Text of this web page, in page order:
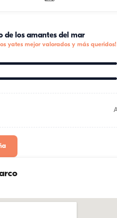
de los amantes del mar
yates mejor valorados y más queridos!